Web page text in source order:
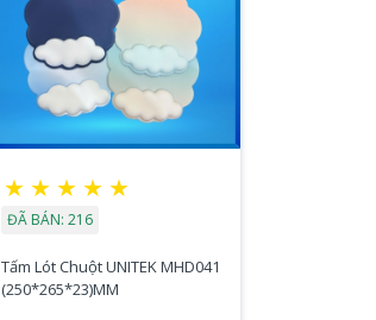
★ ★ ★ ★ ★
ĐÃ BÁN: 216
Tấm Lót Chuột UNITEK MHD041
(250*265*23)MM